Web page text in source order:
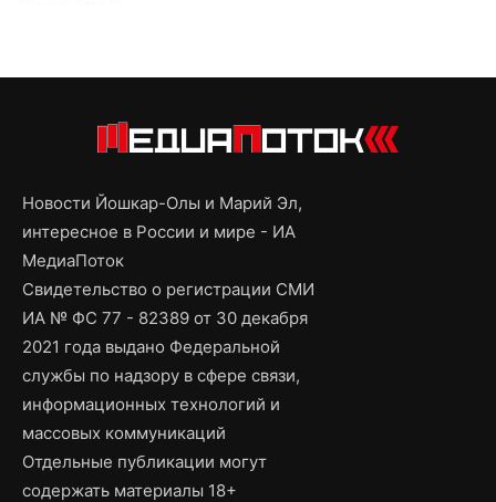
Новости Йошкар-Олы и Марий Эл,
интересное в России и мире - ИА
МедиаПоток
Свидетельство о регистрации СМИ
ИА № ФС 77 - 82389 от 30 декабря
2021 года выдано Федеральной
службы по надзору в сфере связи,
информационных технологий и
массовых коммуникаций
Отдельные публикации могут
содержать материалы 18+